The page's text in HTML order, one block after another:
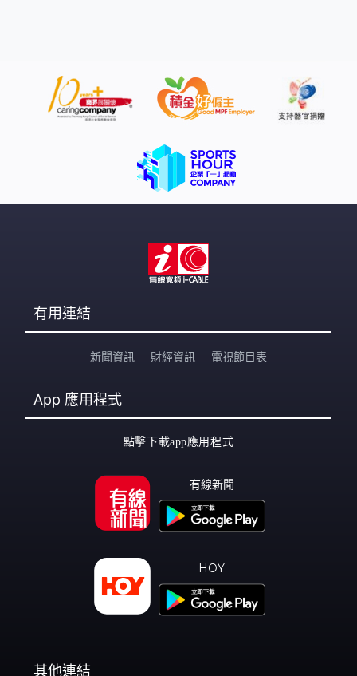
100個名額。
有用連結
新聞資訊 財經資訊 電視節目表
App 應用程式
點擊下載app應用程式
有線新聞
HOY
其他連結